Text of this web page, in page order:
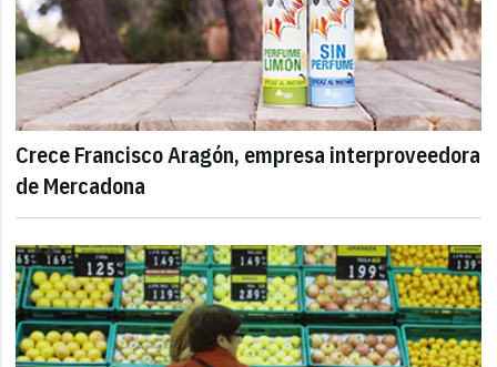
Crece Francisco Aragón, empresa interproveedora
de Mercadona